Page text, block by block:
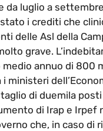
da luglio a
i crediti che
delle Asl della
grave.
annuo di 800
i ministeri
di duemila
di Irap e Irpef
che, in caso